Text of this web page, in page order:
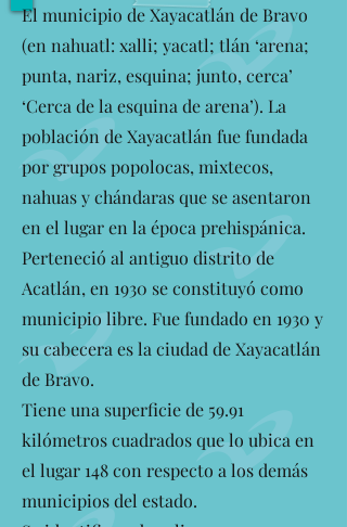
El municipio de Xayacatlán de Bravo
(en nahuatl: xalli; yacatl; tlán ‘arena;
punta, nariz, esquina; junto, cerca’
‘Cerca de la esquina de arena’). La
población de Xayacatlán fue fundada
por grupos popolocas, mixtecos,
nahuas y chándaras que se asentaron
en el lugar en la época prehispánica.
Perteneció al antiguo distrito de
Acatlán, en 1930 se constituyó como
municipio libre. Fue fundado en 1930 y
su cabecera es la ciudad de Xayacatlán
de Bravo.
Tiene una superficie de 59.91
kilómetros cuadrados que lo ubica en
el lugar 148 con respecto a los demás
municipios del estado.